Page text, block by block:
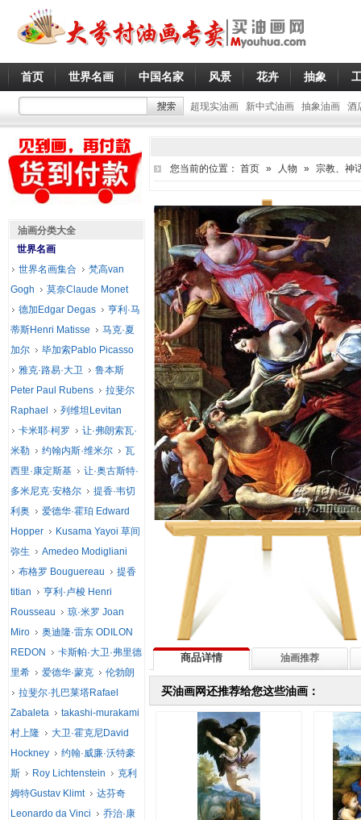
首页 世界名画 中国名家 风景 花卉 抽象
超现实油画 新中式油画 抽象油画 酒
您当前的位置： 首页 » 人物 » 宗教、神
商品详情 油画推荐
买油画网还推荐给您这些油画：
油画分类大全
世界名画
世界名画集合
梵高van
Gogh
莫奈Claude Monet
德加Edgar Degas
亨利·马
蒂斯Henri Matisse
马克·夏
加尔
毕加索Pablo Picasso
雅克·路易·大卫
鲁本斯
Peter Paul Rubens
拉斐尔
Raphael
列维坦Levitan
卡米耶·柯罗
让·弗朗索瓦·
米勒
约翰内斯·维米尔
瓦
西里·康定斯基
让·奥古斯特·
多米尼克·安格尔
提香·韦切
利奥
爱德华·霍珀 Edward
Hopper
Kusama Yayoi 草间
弥生
Amedeo Modigliani
布格罗 Bouguereau
提香
titian
亨利·卢梭 Henri
Rousseau
琼·米罗 Joan
Miro
奥迪隆·雷东 ODILON
REDON
卡斯帕·大卫·弗里德
里希
爱德华·蒙克
伦勃朗
拉斐尔·扎巴莱塔Rafael
Zabaleta
takashi-murakami
村上隆
大卫·霍克尼David
Hockney
约翰·威廉·沃特豪
斯
Roy Lichtenstein
克利
姆特Gustav Klimt
达芬奇
Leonardo da Vinci
乔治·康